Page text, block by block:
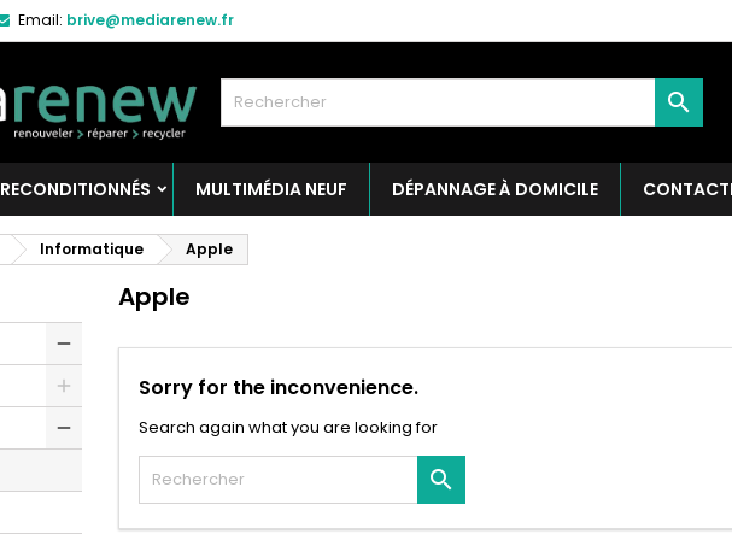
Email: brive@mediarenew.fr

RECONDITIONNÉS MULTIMÉDIA NEUF DÉPANNAGE À DOMICILE
Informatique Apple
Apple
Sorry for the inconvenience.
Search again what you are looking for
